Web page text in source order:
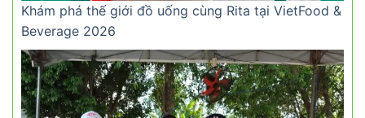
Khám phá thế giới đồ uống cùng Rita tại VietFood &
Beverage 2026